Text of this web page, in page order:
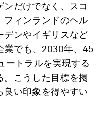
だけでなく、スコ
フィンランドのヘル
デンやイギリスなど
業でも、2030年、45
ートラルを実現する
。こうした目標を掲
良い印象を得やすい